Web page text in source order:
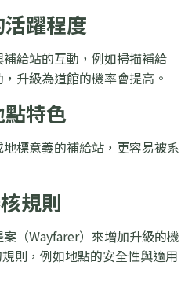
躍程度
給站的互動，例如掃描補給
升級為道館的機率會提高。
特色
標意義的補給站，更容易被系
規則
（Wayfarer）來增加升級的機
則，例如地點的安全性與適用